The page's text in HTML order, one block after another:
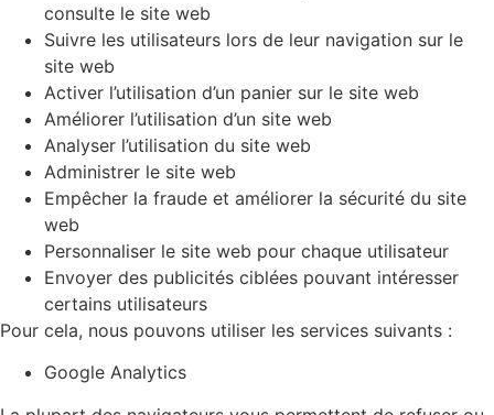
consulte le site web
Suivre les utilisateurs lors de leur navigation sur le
site web
Activer l’utilisation d’un panier sur le site web
Améliorer l’utilisation d’un site web
Analyser l’utilisation du site web
Administrer le site web
Empêcher la fraude et améliorer la sécurité du site
web
Personnaliser le site web pour chaque utilisateur
Envoyer des publicités ciblées pouvant intéresser
certains utilisateurs
Pour cela, nous pouvons utiliser les services suivants :
Google Analytics